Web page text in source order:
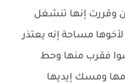
وقررت إنها تنشغل
مساحة إنه يعتذر
فقرب منها وحط
ومسك إيديها